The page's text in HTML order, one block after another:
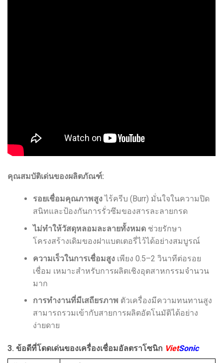
คุณสมบัติเด่นของผลิตภัณฑ์:
รอยเชื่อมคุณภาพสูงไร้ครีบ (Burr) มั่นใจในความปิด
สนิทและป้องกันการรั่วซึมของสารละลายกรด
ไม่ทำให้วัสดุหลอมละลายทั้งหมดช่วยรักษา
โครงสร้างเดิมของฝาแบตเตอรี่ไว้ได้อย่างสมบูรณ์
ความเร็วในการเชื่อมสูงเพียง 0.5–2 วินาทีต่อรอย
เชื่อม เหมาะสำหรับการผลิตเชิงอุตสาหกรรมจำนวน
มาก
การทำงานที่มีเสถียรภาพ ตัวเครื่องมีความทนทานสูง
สามารถรวมเข้ากับสายการผลิตอัตโนมัติได้อย่าง
ง่ายดาย
3. ข้อดีที่โดดเด่นของเครื่องเชื่อมอัลตราโซนิก VietSonic